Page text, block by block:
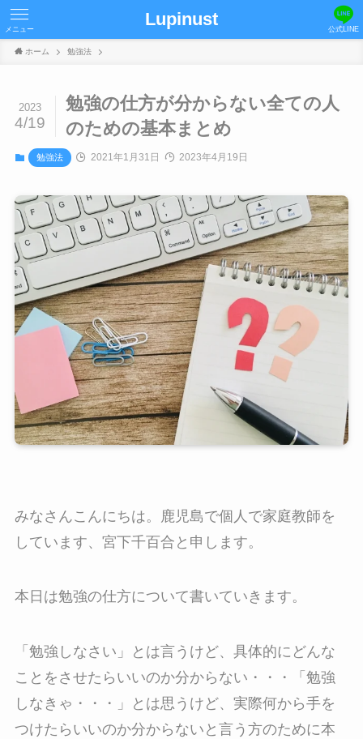
Lupinust 公式LINE
メニュー
ホーム 勉強法
勉強の仕方が分からない全ての人
のための基本まとめ
2023
4/19
勉強法 2021年1月31日 2023年4月19日
みなさんこんにちは。鹿児島で個人で家庭教師を
しています、宮下千百合と申します。
本日は勉強の仕方について書いていきます。
「勉強しなさい」とは言うけど、具体的にどんな
ことをさせたらいいのか分からない・・・「勉強
しなきゃ・・・」とは思うけど、実際何から手を
つけたらいいのか分からないと言う方のために本